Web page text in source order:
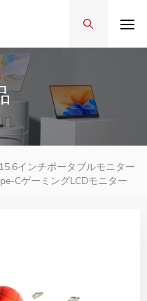
15.6インチポータブルモニター
CゲーミングLCDモニター